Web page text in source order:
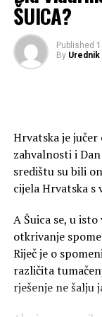
Energetska
sustavi
Nova zgrada
sustavom
automatski
rasvjetu te sve
osigurati
rad.
Tada ljutu ranu
Bogu vjerni, za
Domovinu
A ovi drugi?
nad hrvatskim
othranio,
polustoljetna
Vlast koja je
aristokraciju,
neradnika,
(osmanski način
“konopca”, (s
uhljebljenje,
ŠUICA?
Published
By Urednik
Hrvatska je jučer
zahvalnosti i
središtu su bili
cijela Hrvatska s
A Šuica se, u
otkrivanje
Riječ je o
različita
rješenje ne šalju